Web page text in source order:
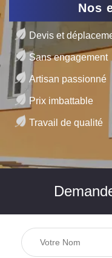
Nos
Devis et
Sans engagement
Artisan passionné
Prix imbattable
Travail de qualité